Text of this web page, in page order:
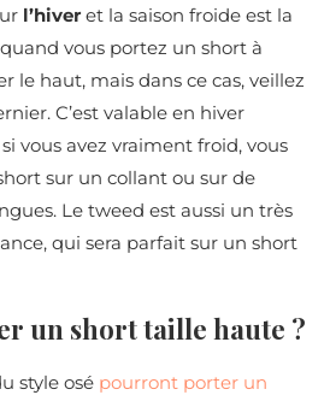
l’hiver et la saison froide est la
vous portez un short à
le haut, mais dans ce cas, veillez
C’est valable en hiver
vous avez vraiment froid, vous
sur un collant ou sur de
Le tweed est aussi un très
qui sera parfait sur un short
un short taille haute ?
style osé pourront porter un